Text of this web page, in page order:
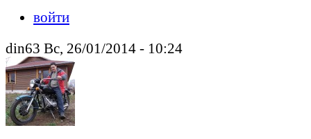
войти
din63 Вс, 26/01/2014 - 10:24